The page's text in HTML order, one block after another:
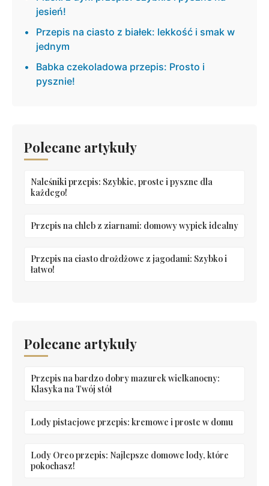
jesień!
Przepis na ciasto z białek: lekkość i smak w
jednym
Babka czekoladowa przepis: Prosto i
pysznie!
Polecane artykuły
Naleśniki przepis: Szybkie, proste i pyszne dla
każdego!
Przepis na chleb z ziarnami: domowy wypiek idealny
Przepis na ciasto drożdżowe z jagodami: Szybko i
łatwo!
Polecane artykuły
Przepis na bardzo dobry mazurek wielkanocny:
Klasyka na Twój stół
Lody pistacjowe przepis: kremowe i proste w domu
Lody Oreo przepis: Najlepsze domowe lody, które
pokochasz!